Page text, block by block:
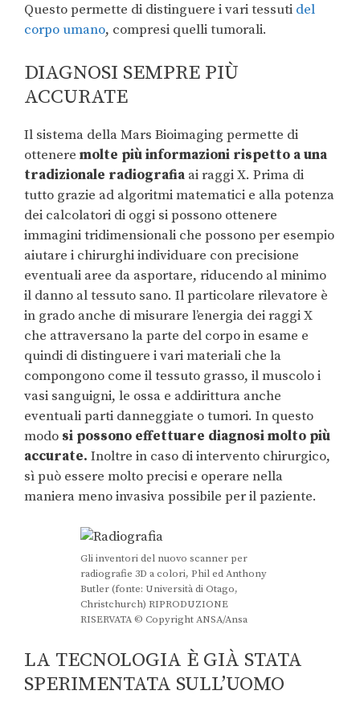
Questo permette di distinguere i vari tessuti del
corpo umano, compresi quelli tumorali.
DIAGNOSI SEMPRE PIÙ
ACCURATE
Il sistema della Mars Bioimaging permette di
ottenere molte più informazioni rispetto a una
tradizionale radiografia ai raggi X. Prima di
tutto grazie ad algoritmi matematici e alla potenza
dei calcolatori di oggi si possono ottenere
immagini tridimensionali che possono per esempio
aiutare i chirurghi individuare con precisione
eventuali aree da asportare, riducendo al minimo
il danno al tessuto sano. Il particolare rilevatore è
in grado anche di misurare l’energia dei raggi X
che attraversano la parte del corpo in esame e
quindi di distinguere i vari materiali che la
compongono come il tessuto grasso, il muscolo i
vasi sanguigni, le ossa e addirittura anche
eventuali parti danneggiate o tumori. In questo
modo si possono effettuare diagnosi molto più
accurate. Inoltre in caso di intervento chirurgico,
sì può essere molto precisi e operare nella
maniera meno invasiva possibile per il paziente.
Gli inventori del nuovo scanner per
radiografie 3D a colori, Phil ed Anthony
Butler (fonte: Università di Otago,
Christchurch) RIPRODUZIONE
RISERVATA © Copyright ANSA/Ansa
LA TECNOLOGIA È GIÀ STATA
SPERIMENTATA SULL’UOMO